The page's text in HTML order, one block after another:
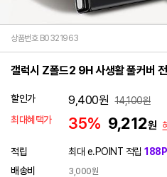
상품번호 B0321963
갤럭시 Z폴드2 9H 사생활 풀커버
할인가 9,400원 14,100원
최대혜택가
35% 9,212원
적립 최대 e.POINT 적립 188P
배송비
3,000원